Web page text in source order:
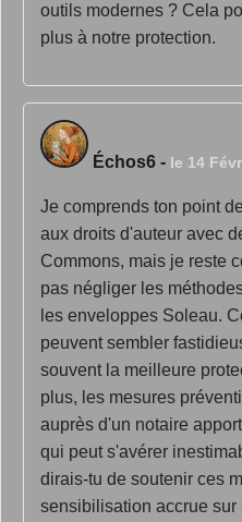
outils modernes ? Cela
plus à notre protection.
Échos6 - le 14
Je comprends ton point
aux droits d'auteur avec
Commons, mais je reste
pas négliger les
les enveloppes Soleau.
peuvent sembler
souvent la meilleure
plus, les mesures
auprès d'un notaire
qui peut s'avérer
dirais-tu de soutenir ces
sensibilisation accrue